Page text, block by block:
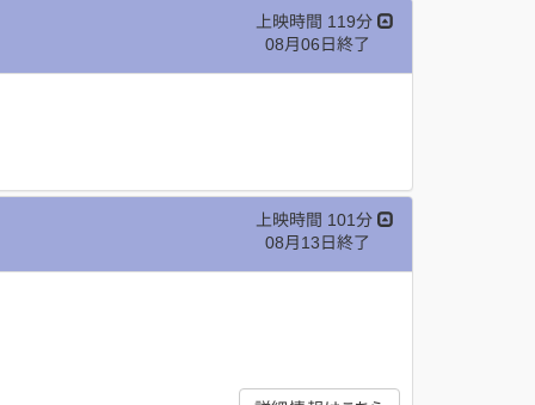
上映時間 119分
08月06日終了
上映時間 101分
08月13日終了